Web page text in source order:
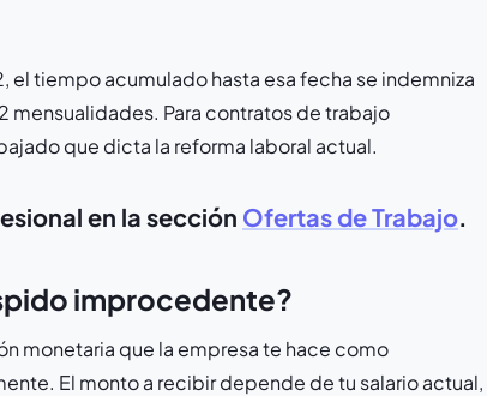
el tiempo acumulado hasta esa fecha se indemniza
mensualidades. Para contratos de trabajo
que dicta la reforma laboral actual.
en la sección Ofertas de Trabajo.
improcedente?
monetaria que la empresa te hace como
El monto a recibir depende de tu salario actual,